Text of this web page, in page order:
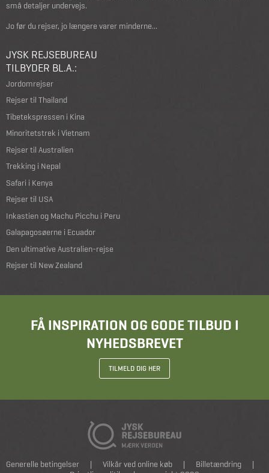
små detaljer undervejs.
Jo før du rejser, jo længere varer minderne...
JYSK REJSEBUREAU
TILBYDER BL.A.:
Jordomrejser
Rejser til Thailand
Tibetekspressen i Kina
Minoritetstrek i Vietnam
Rejser til Australien
Trekking i Nepal
Safari i Kenya
Rejser til USA
Inkastien og Machu Picchu i Peru
Galapagosøerne i Ecuador
Den ultimative Australien-rejse
Rejser til New Zealand
FÅ INSPIRATION OG GODE TILBUD I
NYHEDSBREVET
TILMELD DIG HER
Generelle betingelser | Vilkår ved online køb | Billetændring
|